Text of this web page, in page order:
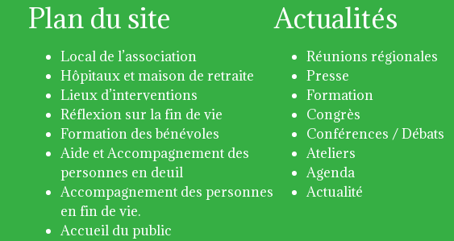
Plan du site
Local de l’association
Hôpitaux et maison de retraite
Lieux d’interventions
Réflexion sur la fin de vie
Formation des bénévoles
Aide et Accompagnement des
personnes en deuil
Accompagnement des personnes
en fin de vie.
Accueil du public
Actualités
Réunions régionales
Presse
Formation
Congrès
Conférences / Débats
Ateliers
Agenda
Actualité